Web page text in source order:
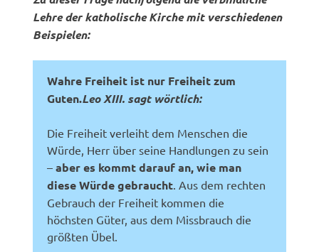
Lehre der katholische Kirche mit verschiedenen
Beispielen:
Wahre Freiheit ist nur Freiheit zum
Guten.Leo XIII. sagt wörtlich:
Die Freiheit verleiht dem Menschen die
Würde, Herr über seine Handlungen zu sein
–aber es kommt darauf an, wie man
diese Würde gebraucht . Aus dem rechten
Gebrauch der Freiheit kommen die
höchsten Güter, aus dem Missbrauch die
größten Übel.